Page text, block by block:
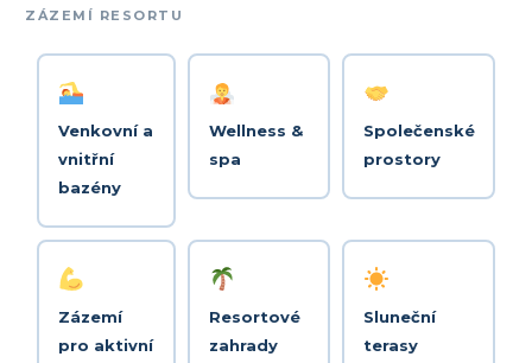
ZÁZEMÍ RESORTU
Venkovní a
vnitřní
bazény
Wellness &
spa
Společenské
prostory
Zázemí
pro aktivní
Resortové
zahrady
Sluneční
terasy